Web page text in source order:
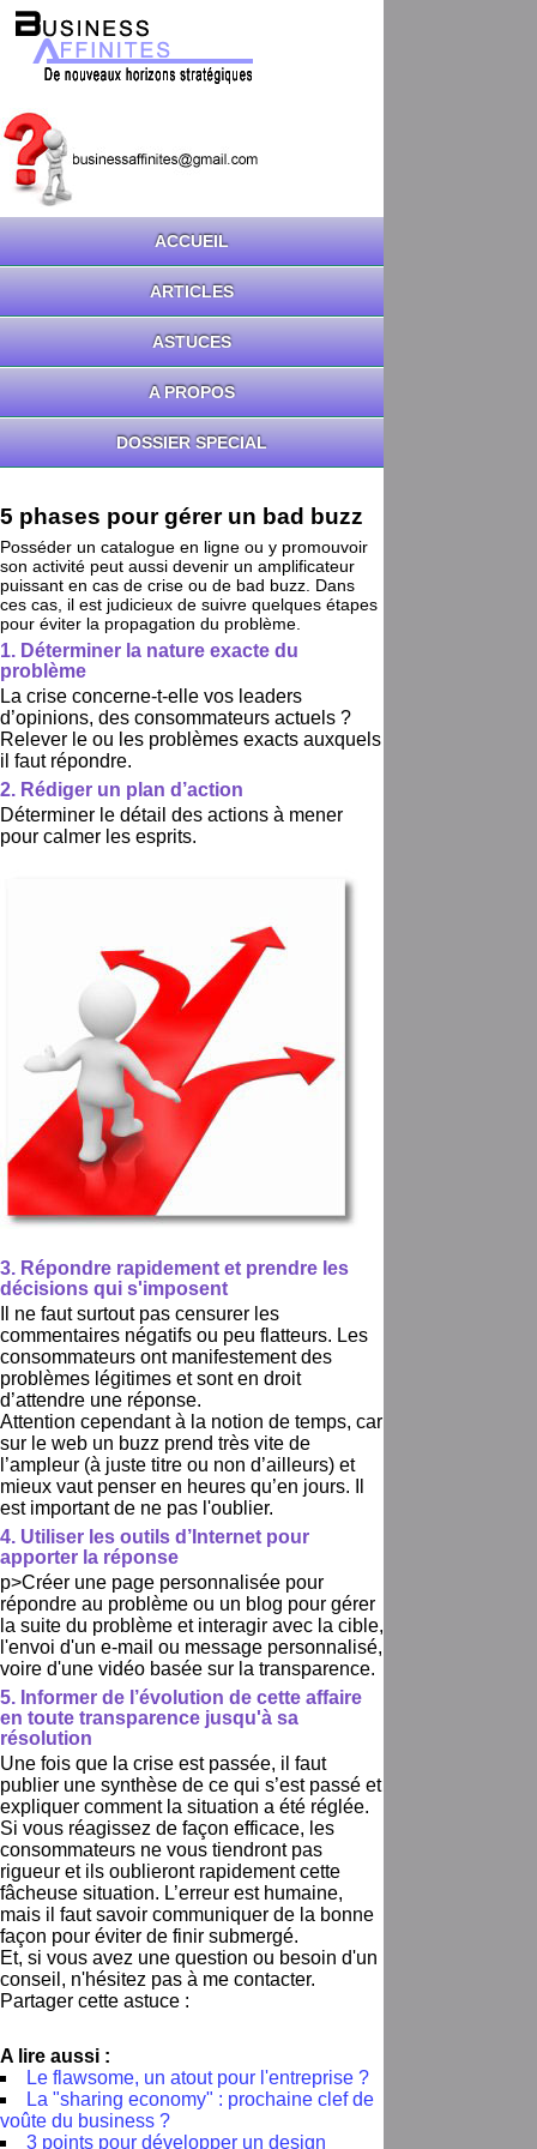
ACCUEIL
ARTICLES
ASTUCES
A PROPOS
DOSSIER SPECIAL
5 phases pour gérer un bad buzz
Posséder un catalogue en ligne ou y promouvoir
son activité peut aussi devenir un amplificateur
puissant en cas de crise ou de bad buzz. Dans
ces cas, il est judicieux de suivre quelques étapes
pour éviter la propagation du problème.
1. Déterminer la nature exacte du
problème
La crise concerne-t-elle vos leaders
d’opinions, des consommateurs actuels ?
Relever le ou les problèmes exacts auxquels
il faut répondre.
2. Rédiger un plan d’action
Déterminer le détail des actions à mener
pour calmer les esprits.
3. Répondre rapidement et prendre les
décisions qui s'imposent
Il ne faut surtout pas censurer les
commentaires négatifs ou peu flatteurs. Les
consommateurs ont manifestement des
problèmes légitimes et sont en droit
d’attendre une réponse.
Attention cependant à la notion de temps, car
sur le web un buzz prend très vite de
l’ampleur (à juste titre ou non d’ailleurs) et
mieux vaut penser en heures qu’en jours. Il
est important de ne pas l'oublier.
4. Utiliser les outils d’Internet pour
apporter la réponse
p>Créer une page personnalisée pour
répondre au problème ou un blog pour gérer
la suite du problème et interagir avec la cible,
l'envoi d'un e-mail ou message personnalisé,
voire d'une vidéo basée sur la transparence.
5. Informer de l’évolution de cette affaire
en toute transparence jusqu'à sa
résolution
Une fois que la crise est passée, il faut
publier une synthèse de ce qui s’est passé et
expliquer comment la situation a été réglée.
Si vous réagissez de façon efficace, les
consommateurs ne vous tiendront pas
rigueur et ils oublieront rapidement cette
fâcheuse situation. L’erreur est humaine,
mais il faut savoir communiquer de la bonne
façon pour éviter de finir submergé.
Et, si vous avez une question ou besoin d'un
conseil, n'hésitez pas à me contacter.
Partager cette astuce :
A lire aussi :
Le flawsome, un atout pour l'entreprise ?
La "sharing economy" : prochaine clef de
voûte du business ?
3 points pour développer un design